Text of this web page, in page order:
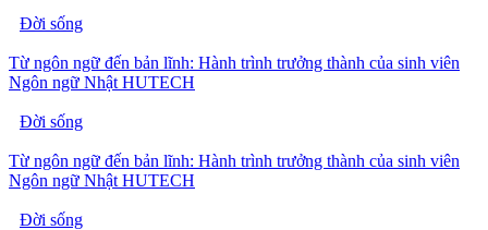
Đời sống
Từ ngôn ngữ đến bản lĩnh: Hành trình trưởng thành của sinh viên
Ngôn ngữ Nhật HUTECH
Đời sống
Từ ngôn ngữ đến bản lĩnh: Hành trình trưởng thành của sinh viên
Ngôn ngữ Nhật HUTECH
Đời sống